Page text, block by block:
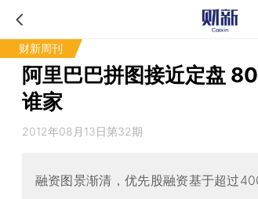
财新周刊
阿里巴巴拼图接近定盘
谁家
2012年08月13日第32期
融资图景渐清，优先股融资基于超过